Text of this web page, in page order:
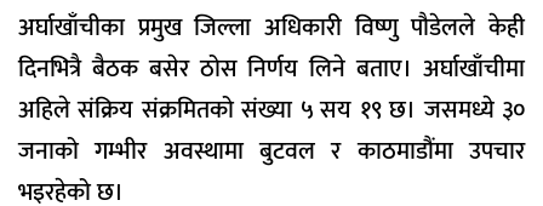
अर्घाखाँचीका प्रमुख जिल्ला अधिकारी विष्णु पौडेलले केही
दिनभित्रै बैठक बसेर ठोस निर्णय लिने बताए। अर्घाखाँचीमा
अहिले संक्रिय संक्रमितको संख्या ५ सय १९ छ। जसमध्ये ३०
जनाको गम्भीर अवस्थामा बुटवल र काठमाडौंमा उपचार
भइरहेको छ।